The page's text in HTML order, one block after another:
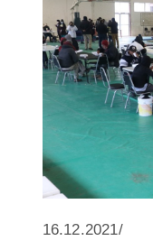
16.12.2021/